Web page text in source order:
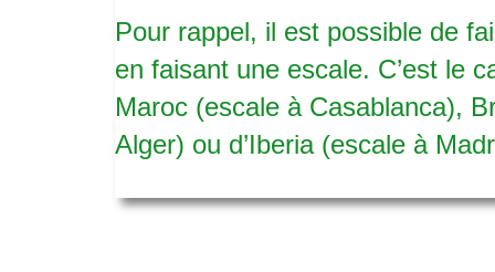
Pour rappel, il est possible de
en faisant une escale. C’est le
Maroc (escale à Casablanca),
Alger) ou d’Iberia (escale à